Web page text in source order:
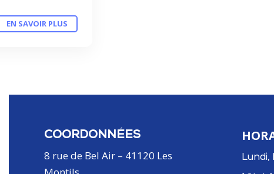
EN SAVOIR PLUS
COORDONNÉES
8 rue de Bel Air – 41120 Les
Lundi,